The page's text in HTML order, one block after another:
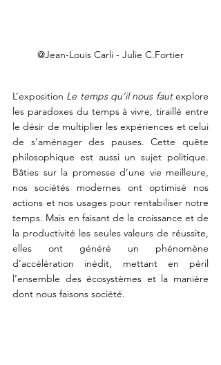
@Jean-Louis Carli - Julie C.Fortier
L’exposition Le temps qu’il nous faut explore
les paradoxes du temps à vivre, tiraillé entre
le désir de multiplier les expériences et celui
de s’aménager des pauses. Cette quête
philosophique est aussi un sujet politique.
Bâties sur la promesse d’une vie meilleure,
nos sociétés modernes ont optimisé nos
actions et nos usages pour rentabiliser notre
temps. Mais en faisant de la croissance et de
la productivité les seules valeurs de réussite,
elles ont généré un phénomène
d’accélération inédit, mettant en péril
l’ensemble des écosystèmes et la manière
dont nous faisons société.